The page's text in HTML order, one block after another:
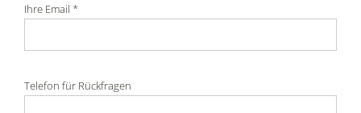
Ihre Email *
Telefon für Rückfragen